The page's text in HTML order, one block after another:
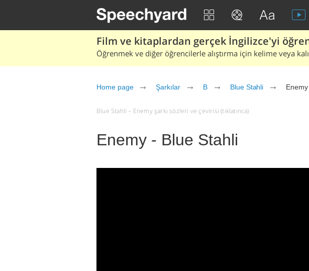
Film ve kitaplardan gerçek İngilizce'yi
Öğrenmek ve diğer öğrencilerle alıştırma için kelime veya
Home page Şarkılar B Blue Stahli Enemy
Blue Stahli – Enemy şarkı sözleri ve çevirisi (tıklatınca)
Enemy - Blue Stahli